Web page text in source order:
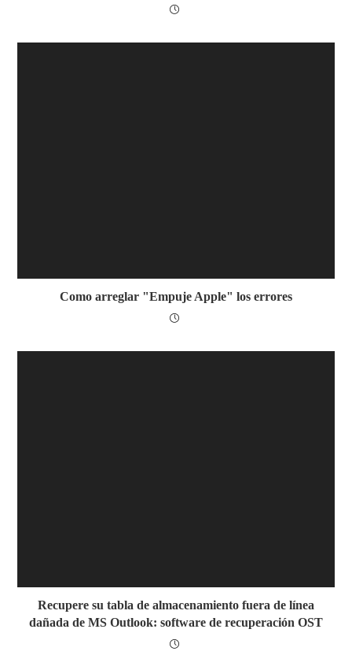
Como arreglar "Empuje Apple" los errores
Recupere su tabla de almacenamiento fuera de línea
dañada de MS Outlook: software de recuperación OST